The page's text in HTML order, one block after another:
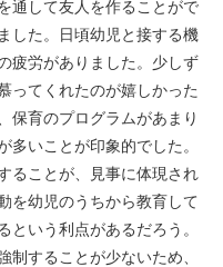
通して友人を作ることがで
した。日頃幼児と接する機
疲労がありました。少しず
ってくれたのが嬉しかった
保育のプログラムがあまり
多いことが印象的でした。
ることが、見事に体現され
を幼児のうちから教育して
という利点があるだろう。
制することが少ないため、